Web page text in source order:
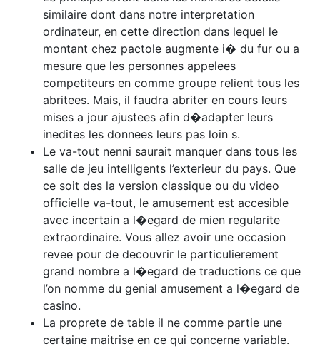
similaire dont dans notre interpretation
ordinateur, en cette direction dans lequel le
montant chez pactole augmente i� du fur ou a
mesure que les personnes appelees
competiteurs en comme groupe relient tous les
abritees. Mais, il faudra abriter en cours leurs
mises a jour ajustees afin d�adapter leurs
inedites les donnees leurs pas loin s.
Le va-tout nenni saurait manquer dans tous les
salle de jeu intelligents l’exterieur du pays. Que
ce soit des la version classique ou du video
officielle va-tout, le amusement est accesible
avec incertain a l�egard de mien regularite
extraordinaire. Vous allez avoir une occasion
revee pour de decouvrir le particulierement
grand nombre a l�egard de traductions ce que
l’on nomme du genial amusement a l�egard de
casino.
La proprete de table il ne comme partie une
certaine maitrise en ce qui concerne variable.